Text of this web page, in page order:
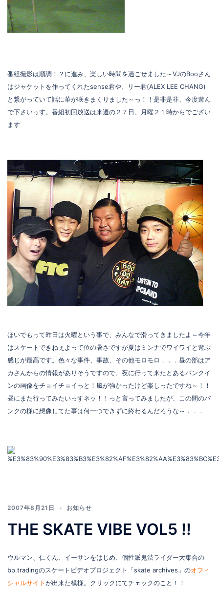
番組撮影は順調！？に進み、楽しい時間を過ごせました～VJのBooさん
はジャケットを作ってくれたsense君や、リー君(ALEX LEE CHANG)
と繋がっていて話に華が咲きまくりました～っ！！是非是非、今度遊ん
で下さいっす。番組初回放送は来週の２７日、月曜２１時からでござい
ます
ほいでもって昨日は火曜という事で、みんなで滑ってきましたよ～今年
はスケートできねぇよって位の暑さですが夏はミンナでワイワイと遊ぶ
感じが最高です。色々な事件、事故、その他モロモロ．．．昼の部はア
カさんからの情報がありそうですので、夜に行って来たとあるバンクイ
ンの画像をチョイチョイっと！風が強かったけど楽しったですね～！！
昼にまた行ってみたいっすネッ！！っと言ってみましたが、この間のバ
ンクの様に想像してた事は何一つできずに終わるんだろうな～．．．
2007年8月21日 お知らせ
THE SKATE VIBE VOL5 !!
ウルマン、仁くん、イーサンをはじめ、個性派鬼渋ライダー大集合の
bp.tradingのスケートビデオプロジェクト「skate archives」のオフィ
シャルサイトが出来た模様。クリックにてチェックのこと！！